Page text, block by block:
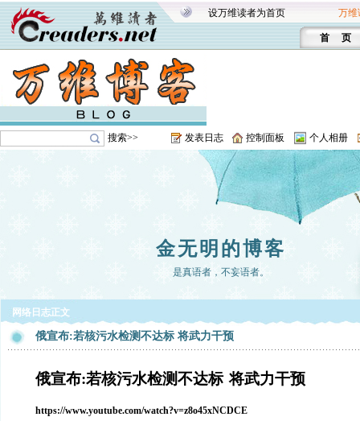
设万维读者为首页 万维
首 页
搜索>> 发表日志 控制面板 个人相册
金无明的博客
是真语者，不妄语者。
网络日志正文
俄宣布:若核污水检测不达标 将武力干预
俄宣布:若核污水检测不达标 将武力干预
https://www.youtube.com/watch?v=z8o45xNCDCE